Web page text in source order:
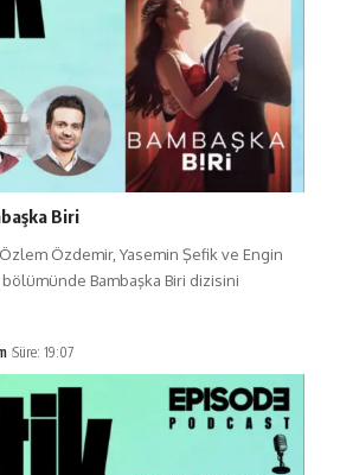
Biri
Özdemir, Yasemin Şefik ve Engin
Bambaşka Biri dizisini
Süre: 19:07